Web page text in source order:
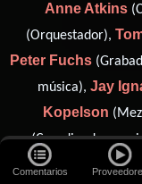
Comentarios
Anne Atkins
(Orquestador),
Peter Fuchs
música), Jay
Kopelson
(Coordinador
Vaughn
(electronic